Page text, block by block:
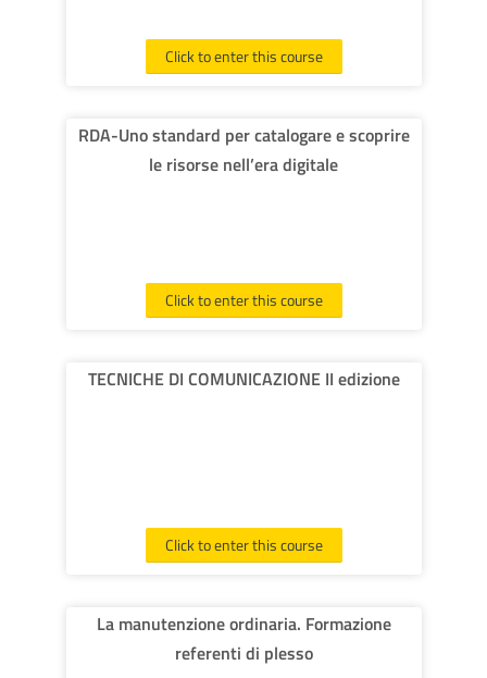
Click to enter this course
RDA-Uno standard per catalogare e scoprire
le risorse nell’era digitale
Click to enter this course
TECNICHE DI COMUNICAZIONE II edizione
Click to enter this course
La manutenzione ordinaria. Formazione
referenti di plesso